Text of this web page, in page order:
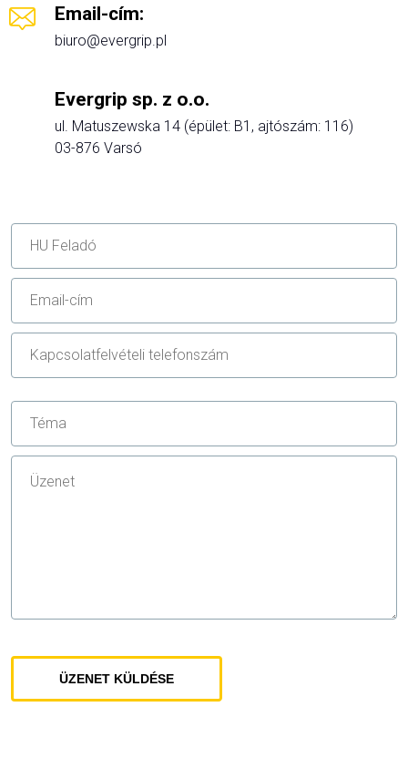
Email-cím:
biuro@evergrip.pl
Evergrip sp. z o.o.
ul. Matuszewska 14 (épület: B1, ajtószám: 116)
03-876 Varsó
ÜZENET KÜLDÉSE